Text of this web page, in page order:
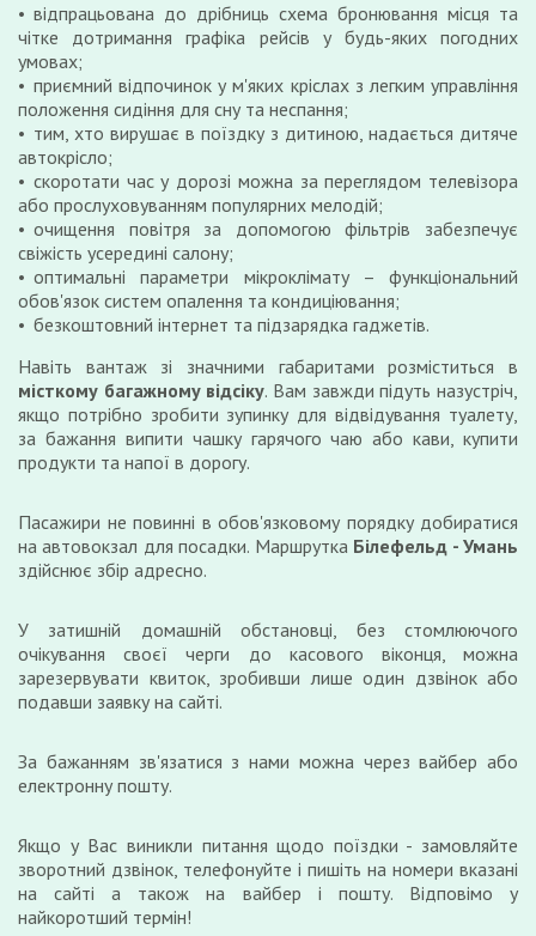
відпрацьована до дрібниць схема бронювання місця та
чітке дотримання графіка рейсів у будь-яких погодних
умовах;
приємний відпочинок у м'яких кріслах з легким управління
положення сидіння для сну та неспання;
тим, хто вирушає в поїздку з дитиною, надається дитяче
автокрісло;
скоротати час у дорозі можна за переглядом телевізора
або прослуховуванням популярних мелодій;
очищення повітря за допомогою фільтрів забезпечує
свіжість усередині салону;
оптимальні параметри мікроклімату – функціональний
обов'язок систем опалення та кондиціювання;
безкоштовний інтернет та підзарядка гаджетів.
Навіть вантаж зі значними габаритами розміститься в
місткому багажному відсіку. Вам завжди підуть назустріч,
якщо потрібно зробити зупинку для відвідування туалету,
за бажання випити чашку гарячого чаю або кави, купити
продукти та напої в дорогу.
Пасажири не повинні в обов'язковому порядку добиратися
на автовокзал для посадки. МаршруткаБілефельд - Умань
здійснює збір адресно.
У затишній домашній обстановці, без стомлюючого
очікування своєї черги до касового віконця, можна
зарезервувати квиток, зробивши лише один дзвінок або
подавши заявку на сайті.
За бажанням зв'язатися з нами можна через вайбер або
електронну пошту.
Якщо у Вас виникли питання щодо поїздки - замовляйте
зворотний дзвінок, телефонуйте і пишіть на номери вказані
на сайті а також на вайбер і пошту. Відповімо у
найкоротший термін!